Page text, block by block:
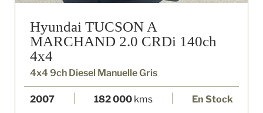
Hyundai TUCSON A
MARCHAND 2.0 CRDi 140ch
4x4
4x4 9ch Diesel Manuelle Gris
2007 182 000 kms
En Stock